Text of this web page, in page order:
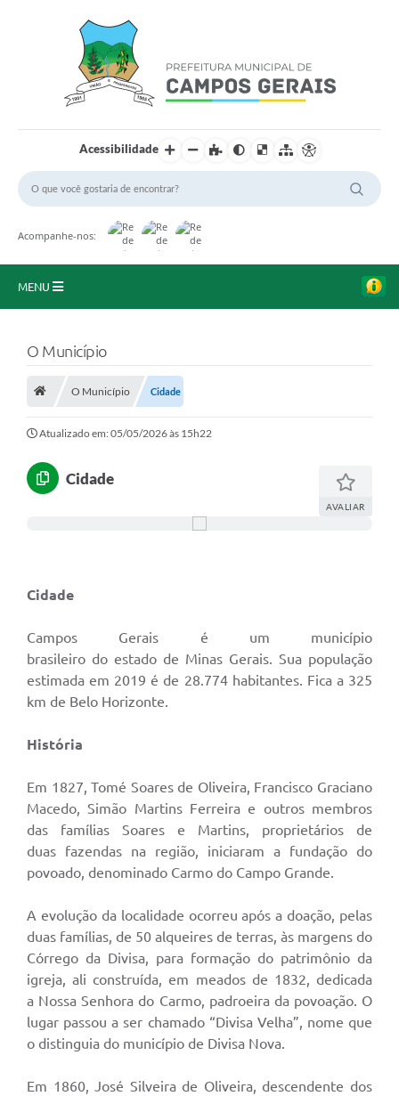
Acessibilidade
Acompanhe-nos:
MENU
O Município
A Prefeitura
Portal da Transparência
Secretarias
O Município
O Município Cidade
Atualizado em: 05/05/2026 às 15h22
Cidade
AVALIAR
Cidade
Campos Gerais é um município
brasileiro do estado de Minas Gerais. Sua população
estimada em 2019 é de 28.774 habitantes. Fica a 325
km de Belo Horizonte.
História
Em 1827, Tomé Soares de Oliveira, Francisco Graciano
Macedo, Simão Martins Ferreira e outros membros
das famílias Soares e Martins, proprietários de
duas fazendas na região, iniciaram a fundação do
povoado, denominado Carmo do Campo Grande.
A evolução da localidade ocorreu após a doação, pelas
duas famílias, de 50 alqueires de terras, às margens do
Córrego da Divisa, para formação do patrimônio da
igreja, ali construída, em meados de 1832, dedicada
a Nossa Senhora do Carmo, padroeira da povoação. O
lugar passou a ser chamado “Divisa Velha”, nome que
o distinguia do município de Divisa Nova.
Em 1860, José Silveira de Oliveira, descendente dos